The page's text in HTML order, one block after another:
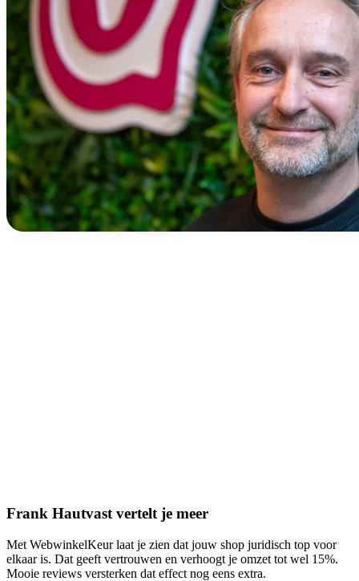
Frank Hautvast vertelt je meer
Met WebwinkelKeur laat je zien dat jouw shop juridisch top voor
elkaar is. Dat geeft vertrouwen en verhoogt je omzet tot wel 15%.
Mooie reviews versterken dat effect nog eens extra.